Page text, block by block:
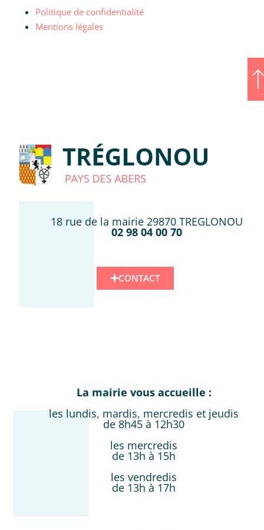
Politique de confidentialité
Mentions légales
18 rue de la mairie 29870 TREGLONOU
02 98 04 00 70
CONTACT
La mairie vous accueille :
les lundis, mardis, mercredis et jeudis
de 8h45 à 12h30
les mercredis
de 13h à 15h
les vendredis
de 13h à 17h